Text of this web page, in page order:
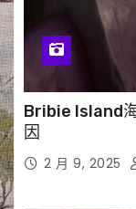
Bribie Island
因
2 月 9, 2025